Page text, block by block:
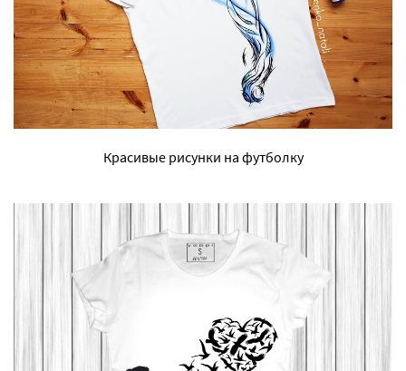
Красивые рисунки на футболку